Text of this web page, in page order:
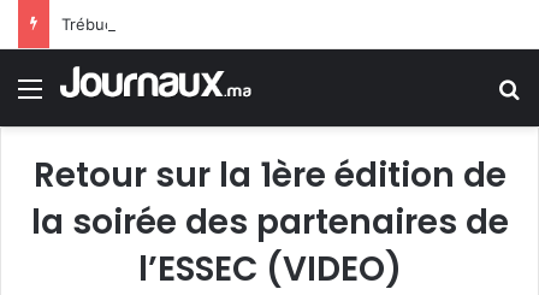
Menu
Retour sur la 1ère édition de
la soirée des partenaires de
l’ESSEC (VIDEO)